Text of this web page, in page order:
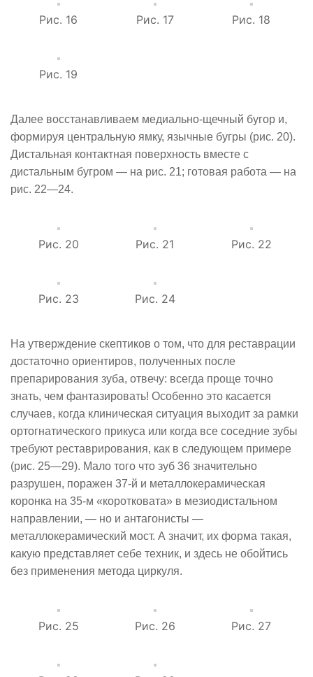
Рис. 16 Рис. 17 Рис. 18
Рис. 19
Далее восстанавливаем медиально-щечный бугор и,
формируя центральную ямку, язычные бугры (рис. 20).
Дистальная контактная поверхность вместе с
дистальным бугром — на рис. 21; готовая работа — на
рис. 22—24.
Рис. 20 Рис. 21 Рис. 22
Рис. 23 Рис. 24
На утверждение скептиков о том, что для реставрации
достаточно ориентиров, полученных после
препарирования зуба, отвечу: всегда проще точно
знать, чем фантазировать! Особенно это касается
случаев, когда клиническая ситуация выходит за рамки
ортогнатического прикуса или когда все соседние зубы
требуют реставрирования, как в следующем примере
(рис. 25—29). Мало того что зуб 36 значительно
разрушен, поражен 37-й и металлокерамическая
коронка на 35-м «коротковата» в мезиодистальном
направлении, — но и антагонисты —
металлокерамический мост. А значит, их форма такая,
какую представляет себе техник, и здесь не обойтись
без применения метода циркуля.
Рис. 25 Рис. 26 Рис. 27